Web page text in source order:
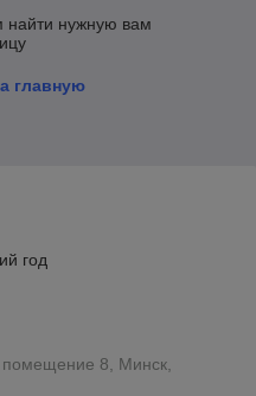
нужную вам
главную
год
помещение 8, Минск,